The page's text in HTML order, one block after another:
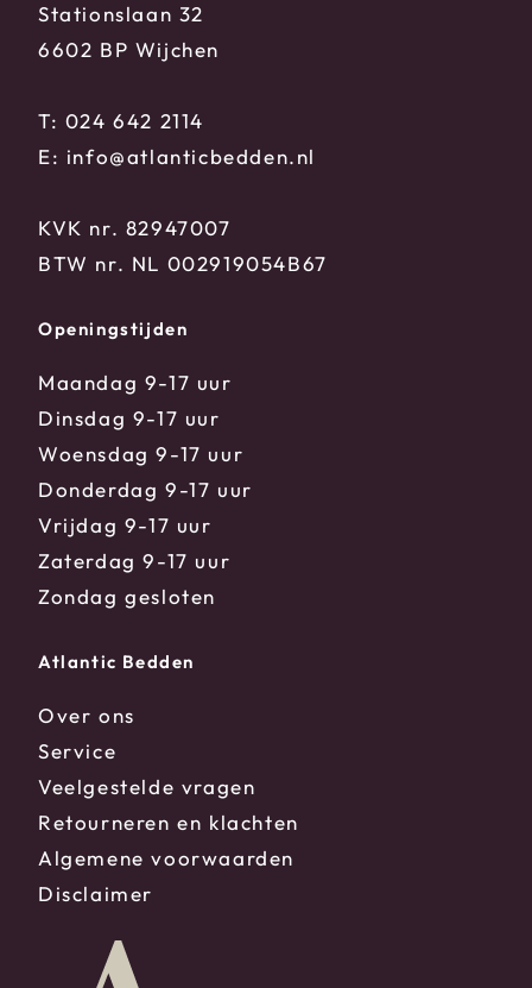
Stationslaan 32
6602 BP Wijchen
T: 024 642 2114
E: info@atlanticbedden.nl
KVK nr. 82947007
BTW nr. NL 002919054B67
Openingstijden
Maandag 9-17 uur
Dinsdag 9-17 uur
Woensdag 9-17 uur
Donderdag 9-17 uur
Vrijdag 9-17 uur
Zaterdag 9-17 uur
Zondag gesloten
Atlantic Bedden
Over ons
Service
Veelgestelde vragen
Retourneren en klachten
Algemene voorwaarden
Disclaimer